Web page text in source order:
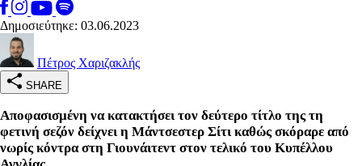
Δημοσιεύτηκε: 03.06.2023
Πέτρος Χαριζακλής
SHARE
Αποφασισμένη να κατακτήσει τον δεύτερο τίτλο της τη
φετινή σεζόν δείχνει η Μάντσεστερ Σίτι καθώς σκόραρε από
νωρίς κόντρα στη Γιουνάιτεντ στον τελικό του Κυπέλλου